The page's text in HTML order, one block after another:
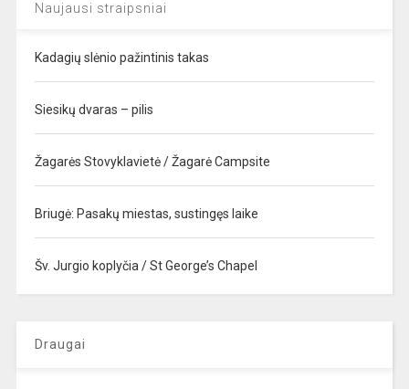
Naujausi straipsniai
Kadagių slėnio pažintinis takas
Siesikų dvaras – pilis
Žagarės Stovyklavietė / Žagarė Campsite
Briugė: Pasakų miestas, sustingęs laike
Šv. Jurgio koplyčia / St George’s Chapel
Draugai